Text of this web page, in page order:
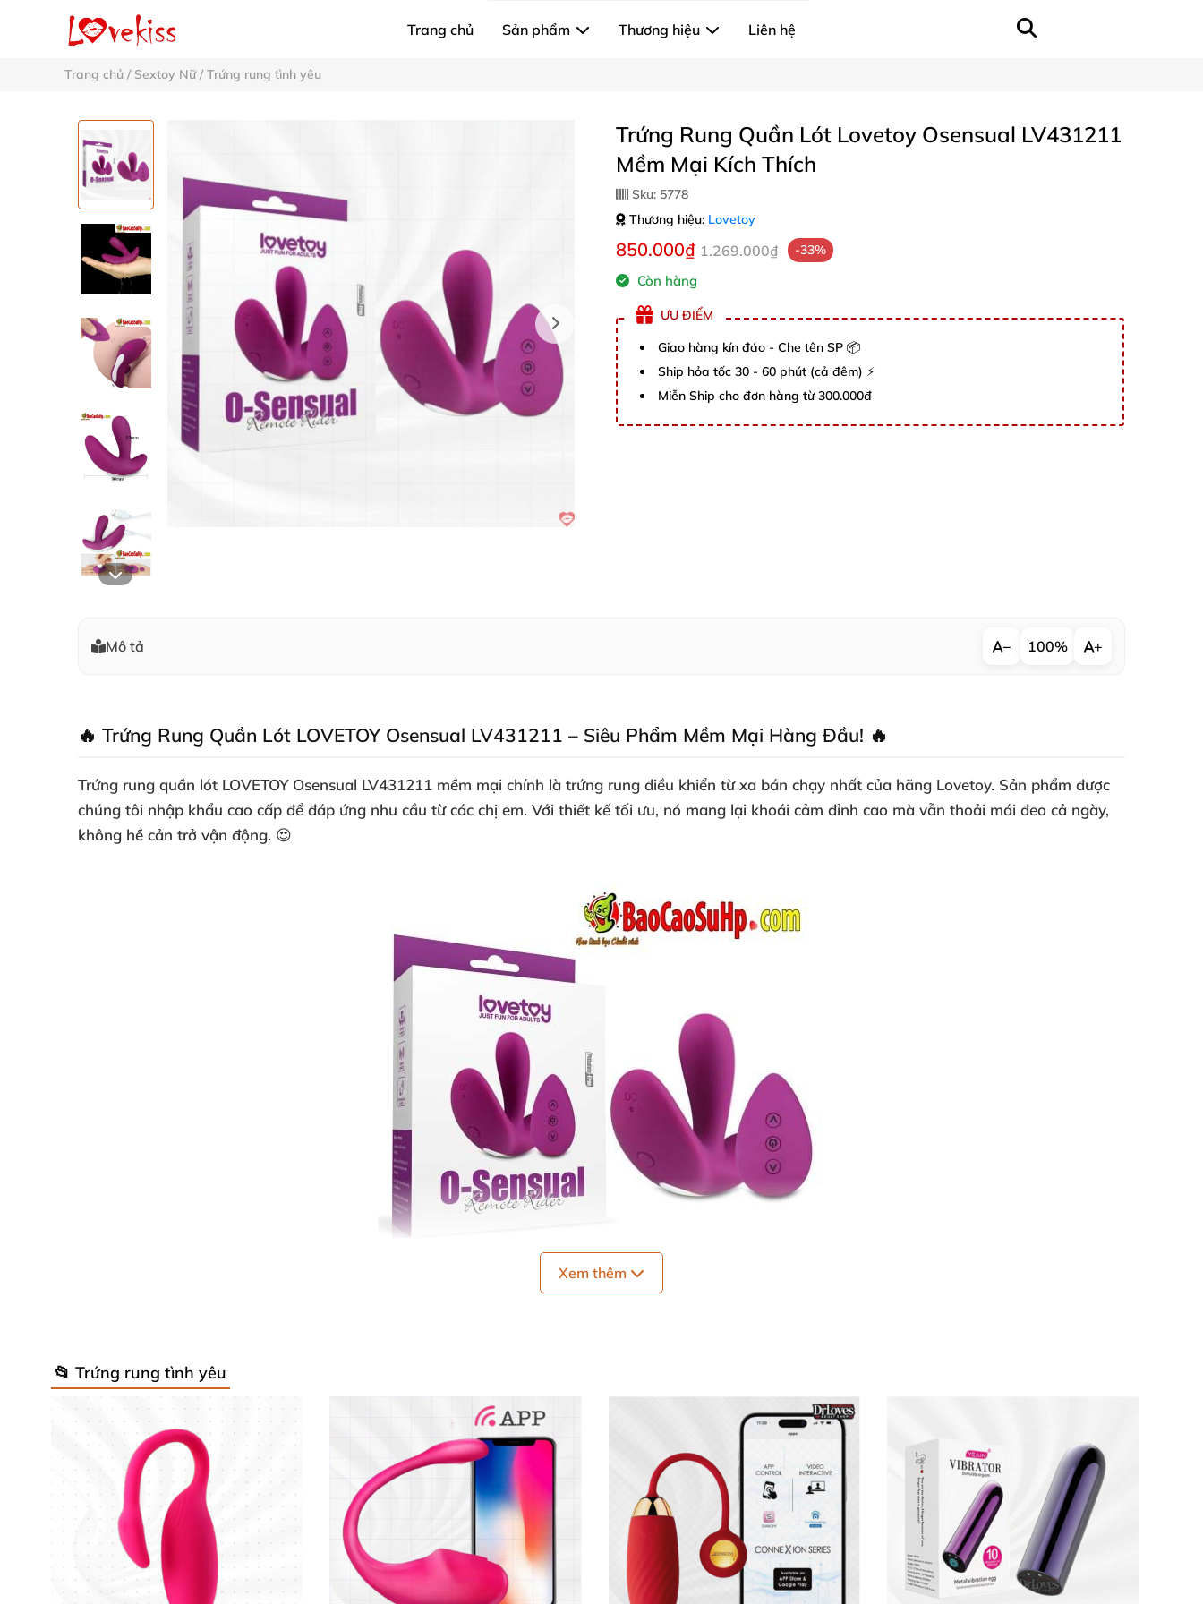
Trang chủ Sản phẩm Thương hiệu Liên hệ
Trang chủ / Sextoy Nữ/ Trứng rung tình yêu
Trứng Rung Quần Lót Lovetoy Osensual LV431211
Mềm Mại Kích Thích
Sku: 5778
Thương hiệu: Lovetoy
850.000₫ 1.269.000₫ -33%
Còn hàng
ƯU ĐIỂM
Giao hàng kín đáo - Che tên SP 📦
Ship hỏa tốc 30 - 60 phút (cả đêm) ⚡
Miễn Ship cho đơn hàng từ 300.000đ
Mô tả − 100% +
🔥 Trứng Rung Quần Lót LOVETOY Osensual LV431211 – Siêu Phẩm Mềm Mại Hàng Đầu! 🔥
Trứng rung quần lót LOVETOY Osensual LV431211 mềm mại chính là trứng rung điều khiển từ xa bán chạy nhất của hãng Lovetoy. Sản phẩm được
chúng tôi nhập khẩu cao cấp để đáp ứng nhu cầu từ các chị em. Với thiết kế tối ưu, nó mang lại khoái cảm đỉnh cao mà vẫn thoải mái đeo cả ngày,
không hề cản trở vận động. 😍
Sản phẩm bọc toàn thân bằng
này không chỉ êm ái mà còn chống nước hoàn hảo, dễ dàng vệ sinh bằng vòi nước sau mỗi lần dùng. Đây làđồ chơi tình dục
phụ nữ và cặp đôi, với rung động mạnh mẽ thổi bay mọi giới hạn khoái lạc! 🌟
📊 Thông Số Kỹ Thuật Nổi Bật Của Trứng Rung Osensual LV431211
Hãy khám phá thông số chi tiết khiếntrứng rung quần lót này vượt trội:
Vật liệu : Silicone cao cấp, siêu mềm mại và đàn hồi 💖
Xem thêm
📂 Trứng rung tình yêu